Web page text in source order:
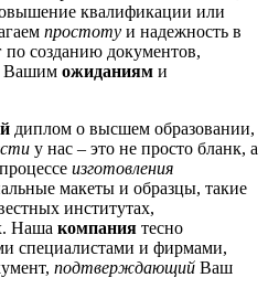
квалификации или
простоту и надежность в
по созданию документов,
Вашим ожиданиям и
диплом о высшем образовании,
у нас – это не просто бланк, а
изготовления
макеты и образцы, такие
институтах,
Наша компания тесно
специалистами и фирмами,
подтверждающий Ваш